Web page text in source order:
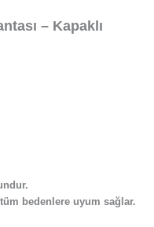
– Kapaklı
bedenlere uyum sağlar.